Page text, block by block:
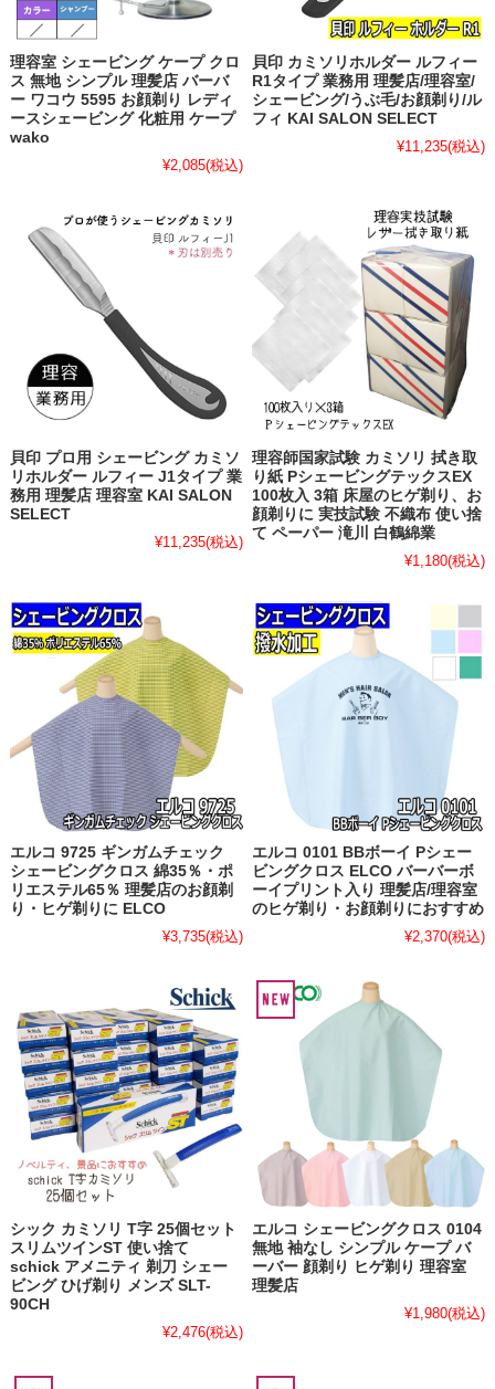
理容室 シェービング ケープ クロ
ス 無地 シンプル 理髪店 バーバ
ー ワコウ 5595 お顔剃り レディ
ースシェービング 化粧用 ケープ
wako
¥2,085(税込)
貝印 カミソリホルダー ルフィー
R1タイプ 業務用 理髪店/理容室/
シェービング/うぶ毛/お顔剃り/ル
フィ KAI SALON SELECT
¥11,235(税込)
貝印 プロ用 シェービング カミソ
リホルダー ルフィー J1タイプ 業
務用 理髪店 理容室 KAI SALON
SELECT
¥11,235(税込)
理容師国家試験 カミソリ 拭き取
り紙 PシェービングテックスEX
100枚入 3箱 床屋のヒゲ剃り、お
顔剃りに 実技試験 不織布 使い捨
て ペーパー 滝川 白鶴綿業
¥1,180(税込)
エルコ 9725 ギンガムチェック
シェービングクロス 綿35％・ポ
リエステル65％ 理髪店のお顔剃
り・ヒゲ剃りに ELCO
¥3,735(税込)
エルコ 0101 BBボーイ Pシェー
ビングクロス ELCO バーバーボ
ーイプリント入り 理髪店/理容室
のヒゲ剃り・お顔剃りにおすすめ
¥2,370(税込)
シック カミソリ T字 25個セット
スリムツインST 使い捨て
schick アメニティ 剃刀 シェー
ビング ひげ剃り メンズ SLT-
90CH
¥2,476(税込)
エルコ シェービングクロス 0104
無地 袖なし シンプル ケープ バ
ーバー 顔剃り ヒゲ剃り 理容室
理髪店
¥1,980(税込)